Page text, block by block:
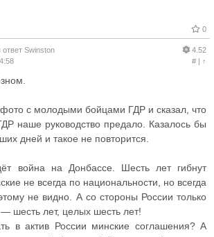
0
ответ Swinston
4.52
#| ↑
фото с молодыми бойцами ГДР и сказал, что
наше руководство предало. Казалось бы
дней и такое не повторится.
война на Донбассе. Шесть лет гибнут
не всегда по национальности, но всегда
не видно. А со стороны России только
шесть лет, целых шесть лет!
в актив России минские соглашения? А